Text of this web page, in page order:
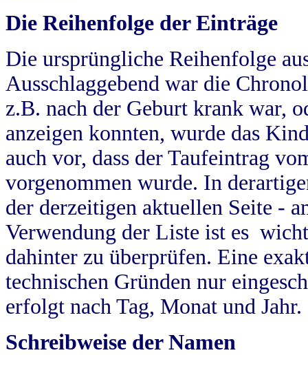
Die Reihenfolge der Einträge
Die ursprüngliche Reihenfolge
Ausschlaggebend war die
z.B. nach der Geburt krank war,
anzeigen konnten, wurde das
auch vor, dass der Taufeintrag
vorgenommen wurde. In
der derzeitigen aktuellen Seite -
Verwendung der Liste ist es
dahinter zu überprüfen. Eine
technischen Gründen nur
erfolgt nach Tag, Monat und Jahr.
Schreibweise der Namen